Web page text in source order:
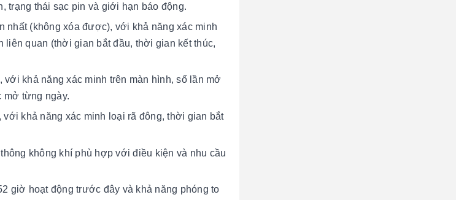
trạng thái sạc pin và giới hạn báo động.
nhất (không xóa được), với khả năng xác minh
liên quan (thời gian bắt đầu, thời gian kết thúc,
khả năng xác minh trên màn hình, số lần mở
mở từng ngày.
khả năng xác minh loại rã đông, thời gian bắt
không khí phù hợp với điều kiện và nhu cầu
giờ hoạt động trước đây và khả năng phóng to